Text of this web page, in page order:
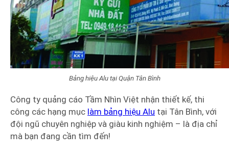
Bảng hiệu Alu tại Quận Tân Bình
Công ty quảng cáo Tầm Nhìn Việt nhận thiết kế, thi
công các hạng mục làm bảng hiệu Alu tại Tân Bình, với
đội ngũ chuyên nghiệp và giàu kinh nghiệm – là địa chỉ
mà bạn đang cần tìm đến!